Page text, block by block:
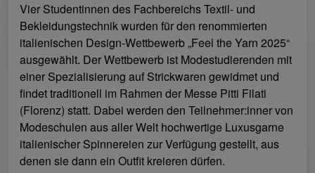
Vier Studentinnen des Fachbereichs Textil- und
Bekleidungstechnik wurden für den renommierten
italienischen Design-Wettbewerb „Feel the Yarn 2025“
ausgewählt. Der Wettbewerb ist Modestudierenden mit
einer Spezialisierung auf Strickwaren gewidmet und
findet traditionell im Rahmen der Messe Pitti Filati
(Florenz) statt. Dabei werden den Teilnehmer:inner von
Modeschulen aus aller Welt hochwertige Luxusgarne
italienischer Spinnereien zur Verfügung gestellt, aus
denen sie dann ein Outfit kreieren dürfen.